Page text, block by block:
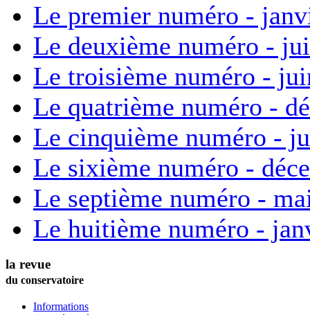
Le premier numéro -
Le deuxième numéro -
Le troisième numéro -
Le quatrième numéro -
Le cinquième numéro -
Le sixième numéro -
Le septième numéro -
Le huitième numéro -
la revue
du conservatoire
Informations